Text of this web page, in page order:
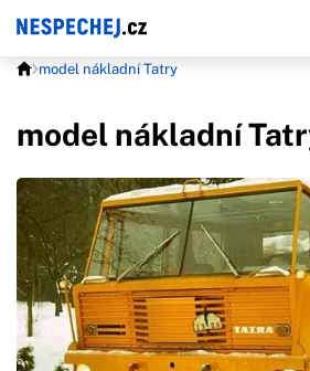
model nákladní Tatry
model nákladní